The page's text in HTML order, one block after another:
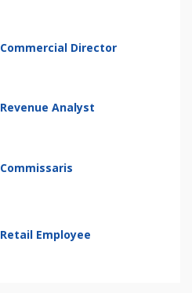
Commercial Director
Revenue Analyst
Commissaris
Retail Employee